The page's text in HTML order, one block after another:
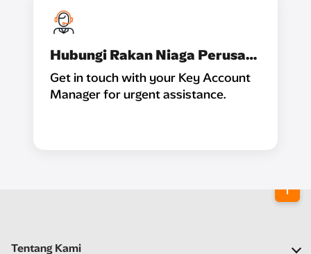
Hubungi Rakan Niaga Perusahaan
Get in touch with your Key Account
Manager for urgent assistance.
Tentang Kami